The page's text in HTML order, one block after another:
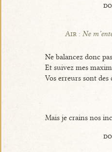
Air :Ne
Ne balancez donc pas
Et suivez mes
Vos erreurs sont des
Mais je crains nos